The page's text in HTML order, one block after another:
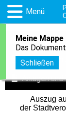
Menü
Meine Mappe
Das
Schließen
In meine
Druckansicht
Anlagen und
Auszug
der